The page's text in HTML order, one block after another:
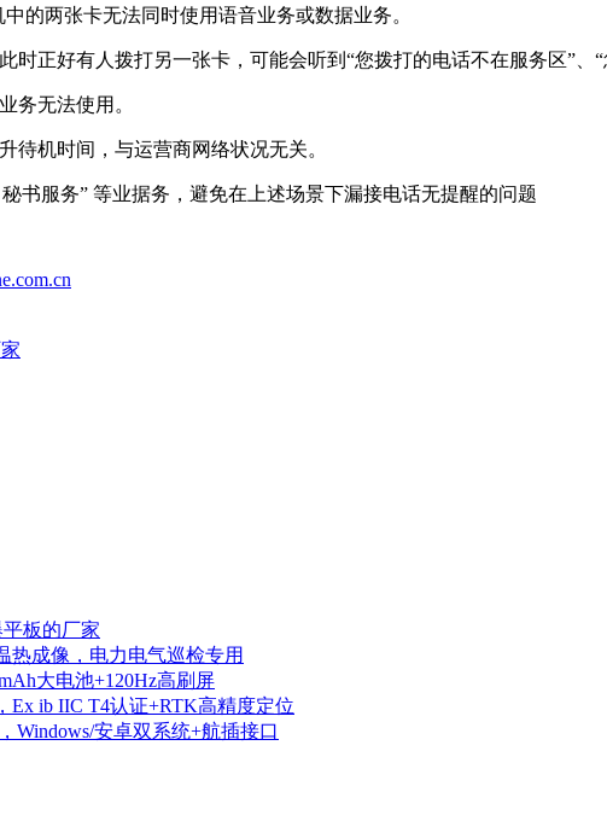
的两张卡无法同时使用语音业务或数据业务。
时正好有人拨打另一张卡，可能会听到“您拨打的电话不在服务区”
务无法使用。
待机时间，与运营商网络状况无关。
书服务” 等业据务，避免在上述场景下漏接电话无提醒的问题
板的厂家
热成像，电力电气巡检专用
大电池+120Hz高刷屏
Ex ib IIC T4认证+RTK高精度定位
Windows/安卓双系统+航插接口